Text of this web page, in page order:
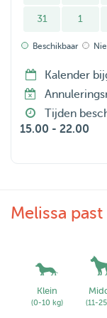
31 1
Beschikbaar
Kalender
Tijden
15.00 - 22.00
Melissa
Klein
(0-10 kg) (11-